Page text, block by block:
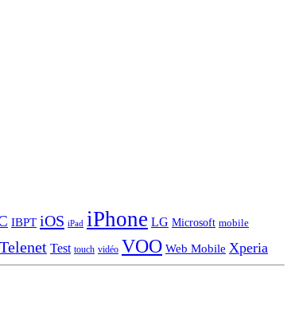
IBPT iOS iPad iPhone LG Microsoft mobile
Telenet Test touch vidéo VOO Web Mobile Xperia